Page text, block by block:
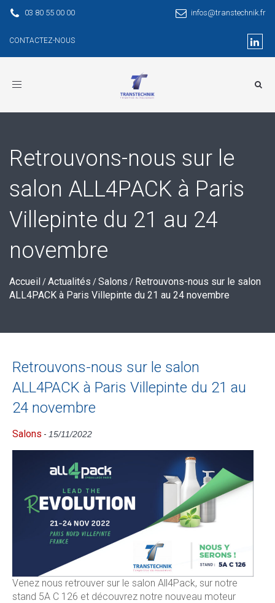
03 80 55 00 00 infos@transtechnik.fr
CONTACTEZ-NOUS
Toggle
Retrouvons-nous sur le
salon ALL4PACK à Paris
Villepinte du 21 au 24
novembre
Accueil/Actualités /Salons / Retrouvons-nous sur le salon
ALL4PACK à Paris Villepinte du 21 au 24 novembre
Retrouvons-nous sur le salon
ALL4PACK à Paris Villepinte du 21 au
24 novembre
Salons - 15/11/2022
Venez nous retrouver sur le salon All4Pack, sur notre
stand 5A C 126 et découvrez notre nouveau moteur